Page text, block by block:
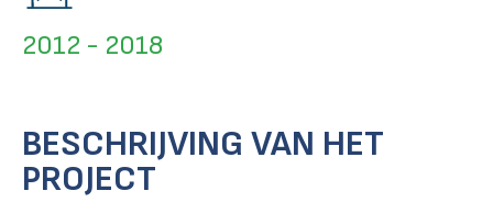
2012 - 2018
BESCHRIJVING VAN HET
PROJECT